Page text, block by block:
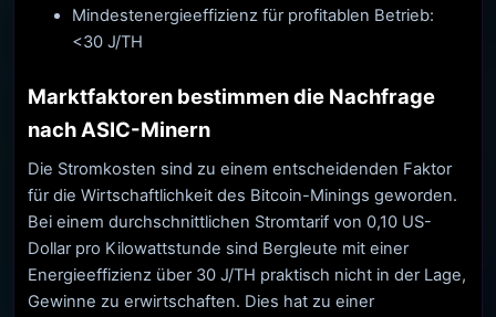
Mindestenergieeffizienz für profitablen Betrieb:
<30 J/TH
Marktfaktoren bestimmen die Nachfrage
nach ASIC-Minern
Die Stromkosten sind zu einem entscheidenden Faktor
für die Wirtschaftlichkeit des Bitcoin-Minings geworden.
Bei einem durchschnittlichen Stromtarif von 0,10 US-
Dollar pro Kilowattstunde sind Bergleute mit einer
Energieeffizienz über 30 J/TH praktisch nicht in der Lage,
Gewinne zu erwirtschaften. Dies hat zu einer